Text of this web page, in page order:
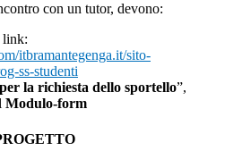
con un tutor, devono:
link:
itbramantegenga.it/sito-
ss-studenti
la richiesta dello sportello”,
Modulo-form